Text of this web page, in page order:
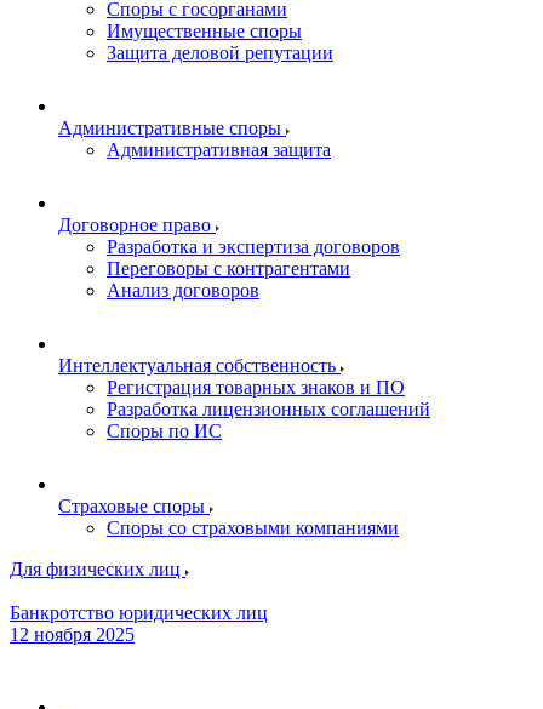
Споры с госорганами
Имущественные споры
Защита деловой репутации
Административные споры
Административная защита
Договорное право
Разработка и экспертиза договоров
Переговоры с контрагентами
Анализ договоров
Интеллектуальная собственность
Регистрация товарных знаков и ПО
Разработка лицензионных соглашений
Споры по ИС
Страховые споры
Споры со страховыми компаниями
Для физических лиц
Банкротство юридических лиц
12 ноября 2025